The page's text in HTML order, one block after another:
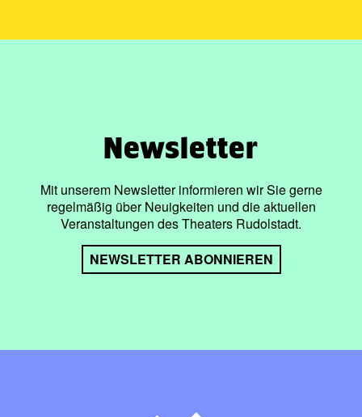
Newsletter
Mit unserem Newsletter informieren wir Sie gerne
regelmäßig über Neuigkeiten und die aktuellen
Veranstaltungen des Theaters Rudolstadt.
NEWSLETTER ABONNIEREN